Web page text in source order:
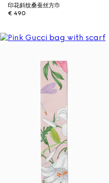
印花斜纹桑蚕丝方巾
€ 490